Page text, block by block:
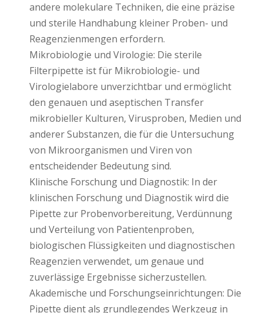
andere molekulare Techniken, die eine präzise
und sterile Handhabung kleiner Proben- und
Reagenzienmengen erfordern.
Mikrobiologie und Virologie: Die sterile
Filterpipette ist für Mikrobiologie- und
Virologielabore unverzichtbar und ermöglicht
den genauen und aseptischen Transfer
mikrobieller Kulturen, Virusproben, Medien und
anderer Substanzen, die für die Untersuchung
von Mikroorganismen und Viren von
entscheidender Bedeutung sind.
Klinische Forschung und Diagnostik: In der
klinischen Forschung und Diagnostik wird die
Pipette zur Probenvorbereitung, Verdünnung
und Verteilung von Patientenproben,
biologischen Flüssigkeiten und diagnostischen
Reagenzien verwendet, um genaue und
zuverlässige Ergebnisse sicherzustellen.
Akademische und Forschungseinrichtungen: Die
Pipette dient als grundlegendes Werkzeug in